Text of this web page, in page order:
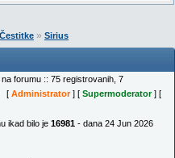
Čestitke » Sirius
forumu :: 75 registrovanih, 7
[ Administrator] [ Supermoderator] [
ikad bilo je 16981 - dana 24 Jun 2026